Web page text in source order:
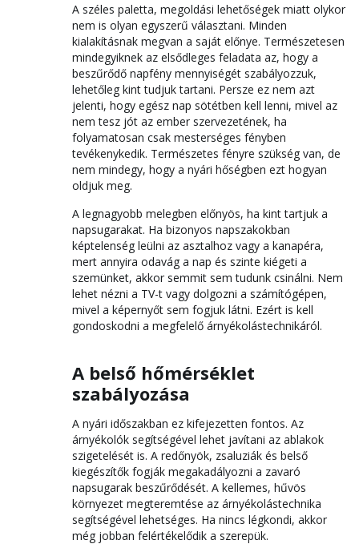
A széles paletta, megoldási lehetőségek miatt olykor
nem is olyan egyszerű választani. Minden
kialakításnak megvan a saját előnye. Természetesen
mindegyiknek az elsődleges feladata az, hogy a
beszűrődő napfény mennyiségét szabályozzuk,
lehetőleg kint tudjuk tartani. Persze ez nem azt
jelenti, hogy egész nap sötétben kell lenni, mivel az
nem tesz jót az ember szervezetének, ha
folyamatosan csak mesterséges fényben
tevékenykedik. Természetes fényre szükség van, de
nem mindegy, hogy a nyári hőségben ezt hogyan
oldjuk meg.
A legnagyobb melegben előnyös, ha kint tartjuk a
napsugarakat. Ha bizonyos napszakokban
képtelenség leülni az asztalhoz vagy a kanapéra,
mert annyira odavág a nap és szinte kiégeti a
szemünket, akkor semmit sem tudunk csinálni. Nem
lehet nézni a TV-t vagy dolgozni a számítógépen,
mivel a képernyőt sem fogjuk látni. Ezért is kell
gondoskodni a megfelelő árnyékolástechnikáról.
A belső hőmérséklet
szabályozása
A nyári időszakban ez kifejezetten fontos. Az
árnyékolók segítségével lehet javítani az ablakok
szigetelését is. A redőnyök, zsaluziák és belső
kiegészítők fogják megakadályozni a zavaró
napsugarak beszűrődését. A kellemes, hűvös
környezet megteremtése az árnyékolástechnika
segítségével lehetséges. Ha nincs légkondi, akkor
még jobban felértékelődik a szerepük.